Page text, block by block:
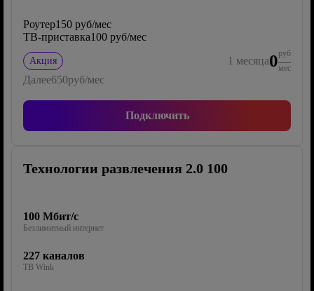
Роутер150 руб/мес
ТВ-приставка100 руб/мес
Акция 1 месяца0руб
мес
Далее650руб/мес
Подключить
Технологии развлечения 2.0 100
100 Мбит/с
Безлимитный интернет
227 каналов
ТВ Wink